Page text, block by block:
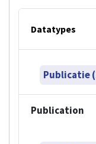
Datatypes
Publicatie
Publication